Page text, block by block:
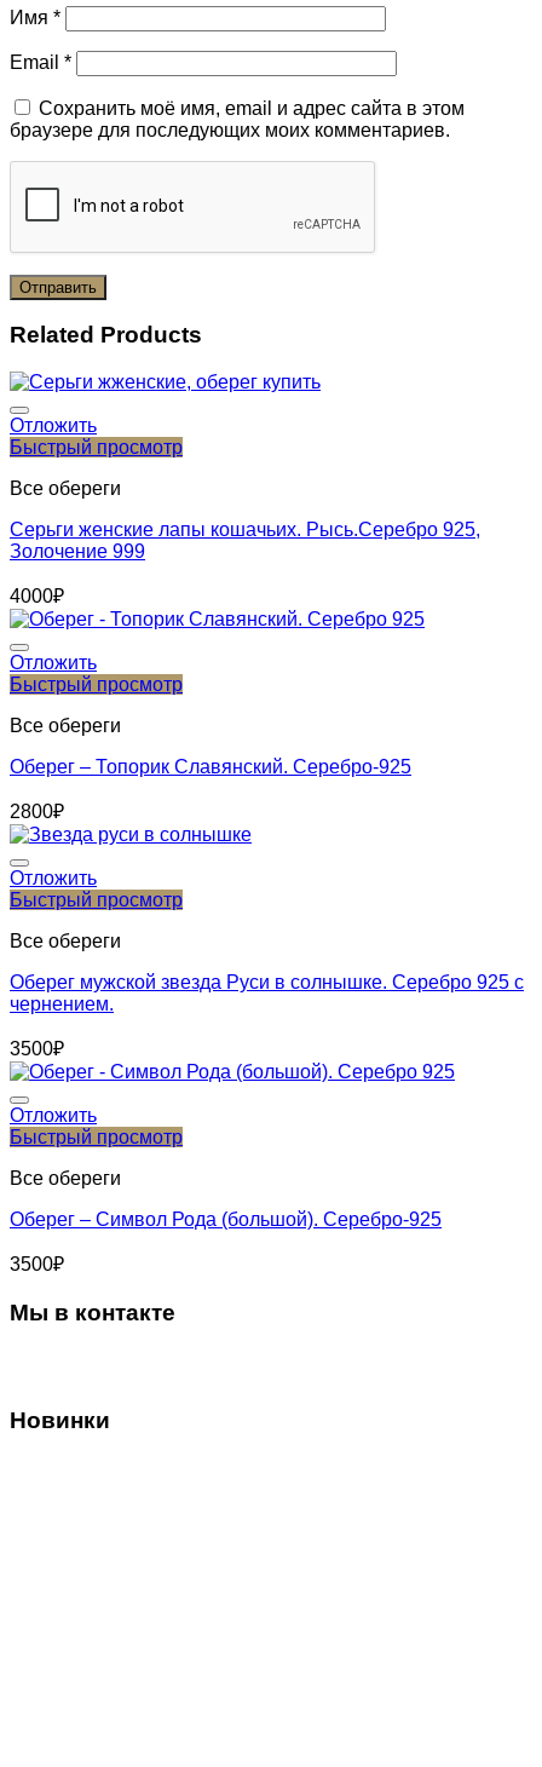
Имя *
Email *
Сохранить моё имя, email и адрес сайта в этом
браузере для последующих моих комментариев.
Related Products
Отложить
Быстрый просмотр
Все обереги
Серьги женские лапы кошачьих. Рысь.Серебро 925,
Золочение 999
4000₽
Отложить
Быстрый просмотр
Все обереги
Оберег – Топорик Славянский. Серебро-925
2800₽
Отложить
Быстрый просмотр
Все обереги
Оберег мужской звезда Руси в солнышке. Серебро 925 с
чернением.
3500₽
Отложить
Быстрый просмотр
Все обереги
Оберег – Символ Рода (большой). Серебро-925
3500₽
Мы в контакте
Новинки